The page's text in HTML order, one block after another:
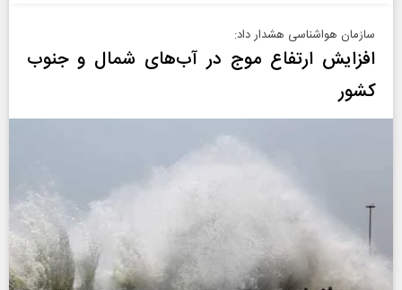
سازمان هواشناسی هشدار داد:
افزایش ارتفاع موج در آب‌های شمال و جنوب
کشور